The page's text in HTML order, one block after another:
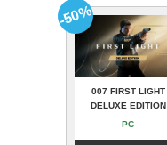
007 FIRST LIGHT
DELUXE EDITION
PC
-50%